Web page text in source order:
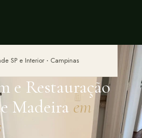
SP e Interior · Campinas
e Restauração
Madeira em